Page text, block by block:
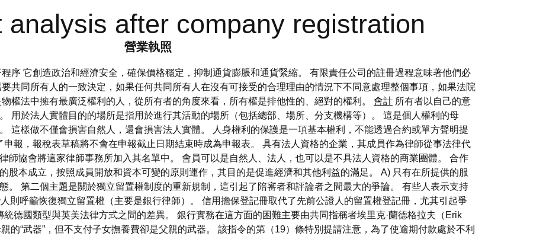
analysis after company registration
營業執照
序 它創造政治和經濟安全，確保價格穩定，抑制通貨膨脹和通貨緊縮。 有限責任公司的註冊過程意味著他們必
共同所有人的一致決定，如果任何共同所有人在沒有可接受的合理理由的情況下不同意處理整個事項，如果法院
權法中擁有最廣泛權利的人，從所有者的角度來看，所有權是排他性的、絕對的權利。 會計 所有者以自己的意
用於法人實體目的的場所是指用於進行其活動的場所（包括總部、場所、分支機構等）。 這是個人權利的母
這樣做不僅會損害自然人，還會損害法人實體。 人身權利的保護是一項基本權利，不能透過合約或單方聲明提
申報，報稅表草稿將不會在申報截止日期結束時成為申報表。 具有法人資格的企業，其成員作為律師從事法律代
師協會將這家律師事務所加入其名單中。 會員可以是自然人、法人，也可以是不具法人資格的商業團體。 合作
股本成立，按照成員開放和資本可變的原則運作，其目的是促進經濟和其他利益的滿足。 A) 只有在所提供的服
。 第二個主題是關於獨立留置權制度的重新規制，這引起了陪審者和評論者之間最大的爭論。 有些人表示支持
則呼籲恢復獨立留置權（主要是銀行律師）。 信用擔保登記冊取代了先前公證人的留置權登記冊，尤其引起爭
德國類型與英美法律方式之間的差異。 銀行實務在這方面的困難主要由共同指稱者埃里克·蘭德格拉夫（Erik
的“武器”，但不支付子女撫養費卻是父親的武器。 該指令的第（19）條特別提請注意，為了使逾期付款處於不利